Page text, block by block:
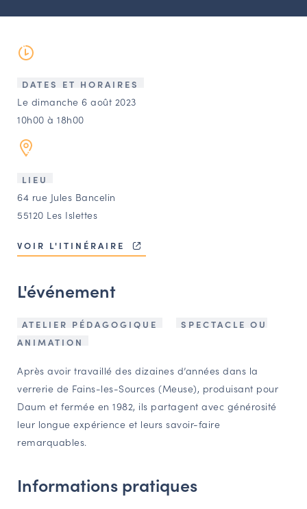
Agenda
Annuaire
Ressources
OFFRES D’EMPLOI ET DE STAGE
OUTILS EN LIGNE
Espace acteurs
NAVIGATION FILTRÉE « ACTEURS »
PORTAIL CULTURE
Comité d'Histoire Régionale
Service Inventaire et Patrimoines de la Région Grand Est
VOUS ÊTES…
DATES ET HORAIRES
Le dimanche 6 août 2023
10h00 à 18h00
LIEU
64 rue Jules Bancelin
55120 Les Islettes
VOIR L'ITINÉRAIRE
L'événement
ATELIER PÉDAGOGIQUE
SPECTACLE OU
ANIMATION
Après avoir travaillé des dizaines d’années dans la
verrerie de Fains-les-Sources (Meuse), produisant pour
Daum et fermée en 1982, ils partagent avec générosité
leur longue expérience et leurs savoir-faire
remarquables.
Informations pratiques